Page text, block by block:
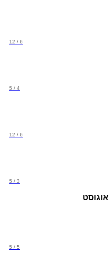
6 / 12
4 / 5
6 / 12
3 / 5
5 / 5